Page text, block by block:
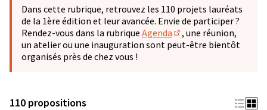
−
Dans cette rubrique, retrouvez les 110 projets lauréats
de la 1ère édition et leur avancée. Envie de participer ?
Rendez-vous dans la rubrique Agenda
(S'ouvre dans un
, une réunion,
un atelier ou une inauguration sont peut-être bientôt
organisés près de chez vous !
110 propositions